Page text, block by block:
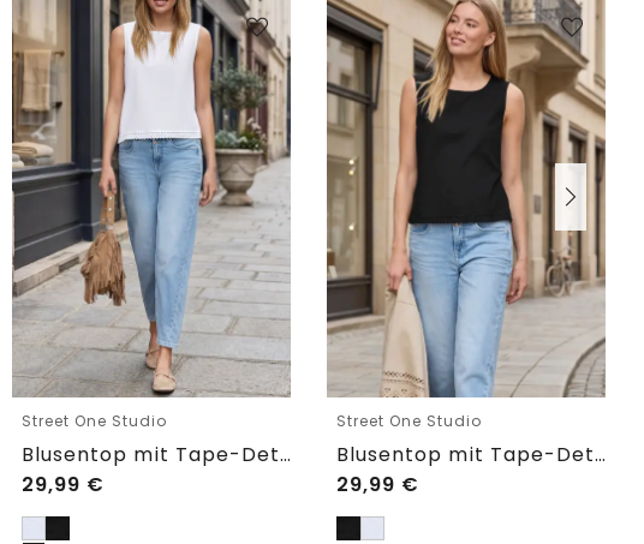
Street One Studio
Blusentop mit Tape-Detail am Saum
29,99 €
Street One Studio
Blusentop mit Tape-Detail am Saum
29,99 €